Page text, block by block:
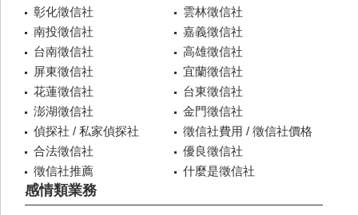
彰化徵信社
雲林徵信社
南投徵信社
嘉義徵信社
台南徵信社
高雄徵信社
屏東徵信社
宜蘭徵信社
花蓮徵信社
台東徵信社
澎湖徵信社
金門徵信社
偵探社 / 私家偵探社
徵信社費用 / 徵信社價格
合法徵信社
優良徵信社
徵信社推薦
什麼是徵信社
感情類業務